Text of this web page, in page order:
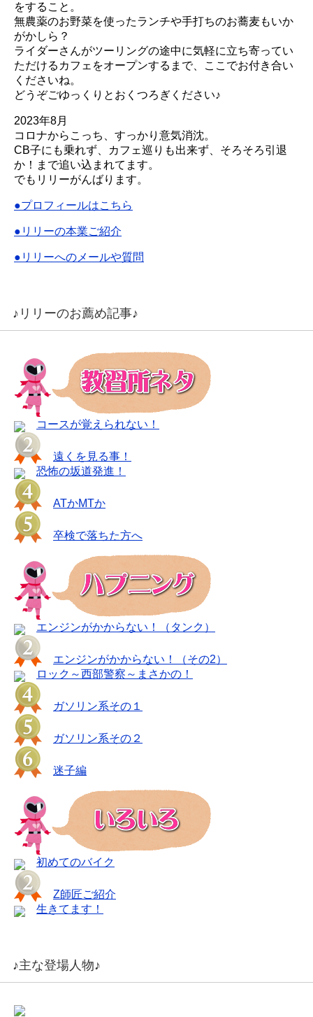
をすること。
無農薬のお野菜を使ったランチや手打ちのお蕎麦もいか
がかしら？
ライダーさんがツーリングの途中に気軽に立ち寄ってい
ただけるカフェをオープンするまで、ここでお付き合い
くださいね。
どうぞごゆっくりとおくつろぎください♪
2023年8月
コロナからこっち、すっかり意気消沈。
CB子にも乗れず、カフェ巡りも出来ず、そろそろ引退
か！まで追い込まれてます。
でもリリーがんばります。
●プロフィールはこちら
●リリーの本業ご紹介
●リリーへのメールや質問
♪リリーのお薦め記事♪
コースが覚えられない！
遠くを見る事！
恐怖の坂道発進！
ATかMTか
卒検で落ちた方へ
エンジンがかからない！（タンク）
エンジンがかからない！（その2）
ロック～西部警察～まさかの！
ガソリン系その１
ガソリン系その２
迷子編
初めてのバイク
Z師匠ご紹介
生きてます！
♪主な登場人物♪